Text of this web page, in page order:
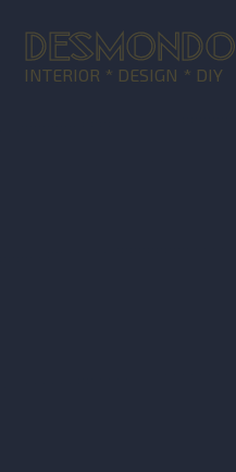
DESMONDO
INTERIOR * DESIGN * DIY